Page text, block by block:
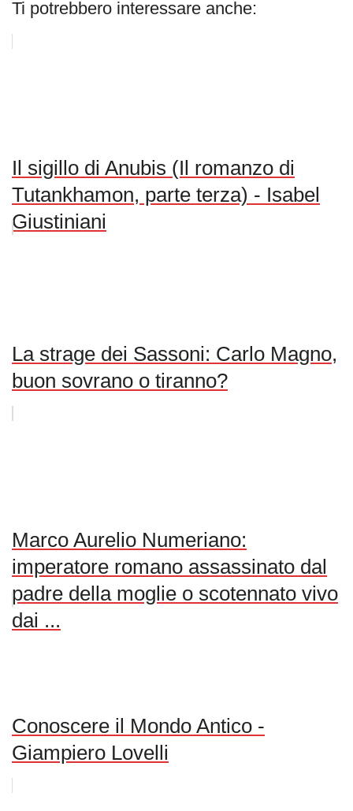
Ti potrebbero interessare anche:
Il sigillo di Anubis (Il romanzo di
Tutankhamon, parte terza) - Isabel
Giustiniani
La strage dei Sassoni: Carlo Magno,
buon sovrano o tiranno?
Marco Aurelio Numeriano:
imperatore romano assassinato dal
padre della moglie o scotennato vivo
dai ...
Conoscere il Mondo Antico -
Giampiero Lovelli